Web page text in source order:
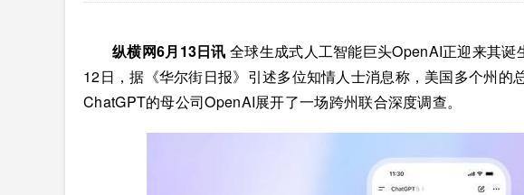
纵横网6月13日讯 全球生成式人工智能巨头OpenAI正迎来其
12日，据《华尔街日报》引述多位知情人士消息称，美国多个州的
ChatGPT的母公司OpenAI展开了一场跨州联合深度调查。